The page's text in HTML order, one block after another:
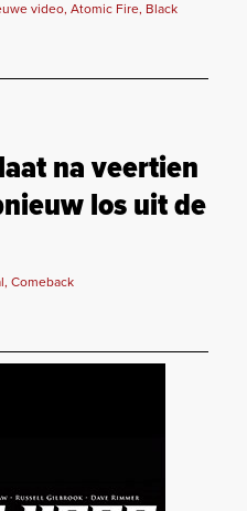
video, Atomic Fire, Black
na veertien
los uit de
Comeback